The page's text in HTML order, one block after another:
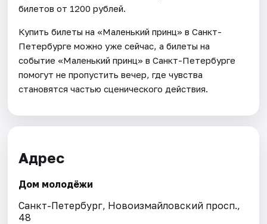
билетов от 1200 рублей.
Купить билеты на «Маленький принц» в Санкт-
Петербурге можно уже сейчас, а билеты на
событие «Маленький принц» в Санкт-Петербурге
помогут не пропустить вечер, где чувства
становятся частью сценического действия.
Адрес
Дом молодёжи
Санкт-Петербург, Новоизмайловский просп.,
48